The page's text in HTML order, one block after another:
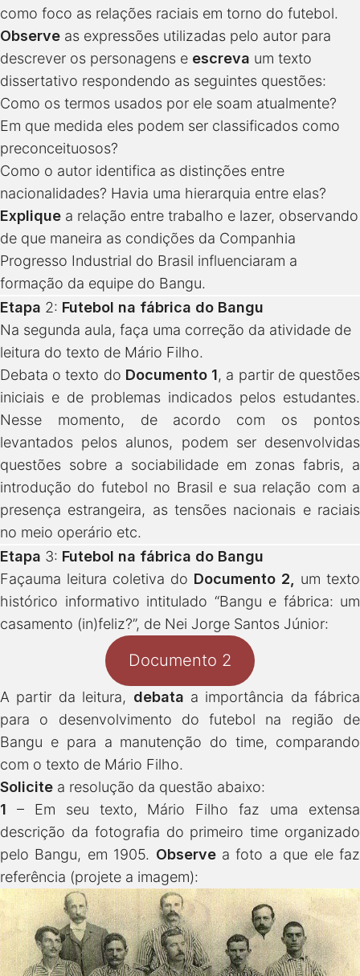
como foco as relações raciais em torno do futebol.
Observe as expressões utilizadas pelo autor para
descrever os personagens e escreva um texto
dissertativo respondendo as seguintes questões:
Como os termos usados por ele soam atualmente?
Em que medida eles podem ser classificados como
preconceituosos?
Como o autor identifica as distinções entre
nacionalidades? Havia uma hierarquia entre elas?
Explique a relação entre trabalho e lazer, observando
de que maneira as condições da Companhia
Progresso Industrial do Brasil influenciaram a
formação da equipe do Bangu.
Etapa 2: Futebol na fábrica do Bangu
Na segunda aula, faça uma correção da atividade de
leitura do texto de Mário Filho.
Debata o texto do Documento 1, a partir de questões
iniciais e de problemas indicados pelos estudantes.
Nesse momento, de acordo com os pontos
levantados pelos alunos, podem ser desenvolvidas
questões sobre a sociabilidade em zonas fabris, a
introdução do futebol no Brasil e sua relação com a
presença estrangeira, as tensões nacionais e raciais
no meio operário etc.
Etapa 3: Futebol na fábrica do Bangu
Façauma leitura coletiva do Documento 2, um texto
histórico informativo intitulado “Bangu e fábrica: um
casamento (in)feliz?”, de Nei Jorge Santos Júnior:
Documento 2
A partir da leitura, debata a importância da fábrica
para o desenvolvimento do futebol na região de
Bangu e para a manutenção do time, comparando
com o texto de Mário Filho.
Solicite a resolução da questão abaixo:
1 – Em seu texto, Mário Filho faz uma extensa
descrição da fotografia do primeiro time organizado
pelo Bangu, em 1905. Observea foto a que ele faz
referência (projete a imagem):